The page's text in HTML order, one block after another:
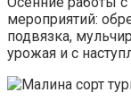
мероприятий:
подвязка,
урожая и с